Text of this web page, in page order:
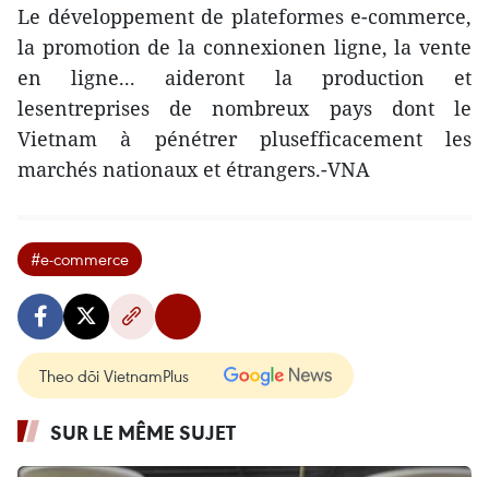
Le développement de plateformes e-commerce,
la promotion de la connexionen ligne, la vente
en ligne... aideront la production et
lesentreprises de nombreux pays dont le
Vietnam à pénétrer plusefficacement les
marchés nationaux et étrangers.-VNA
#e-commerce
Theo dõi VietnamPlus
SUR LE MÊME SUJET